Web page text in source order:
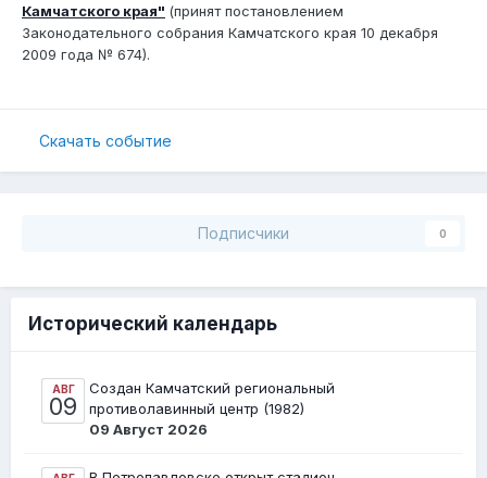
Камчатского края" (принят постановлением
Законодательного собрания Камчатского края 10 декабря
2009 года № 674).
Скачать событие
Подписчики 0
Исторический календарь
АВГ
09
Создан Камчатский региональный
противолавинный центр (1982)
09 Август 2026